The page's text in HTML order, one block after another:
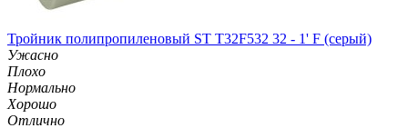
Тройник полипропиленовый ST T32F532 32 - 1' F (серый)
Ужасно
Плохо
Нормально
Хорошо
Отлично